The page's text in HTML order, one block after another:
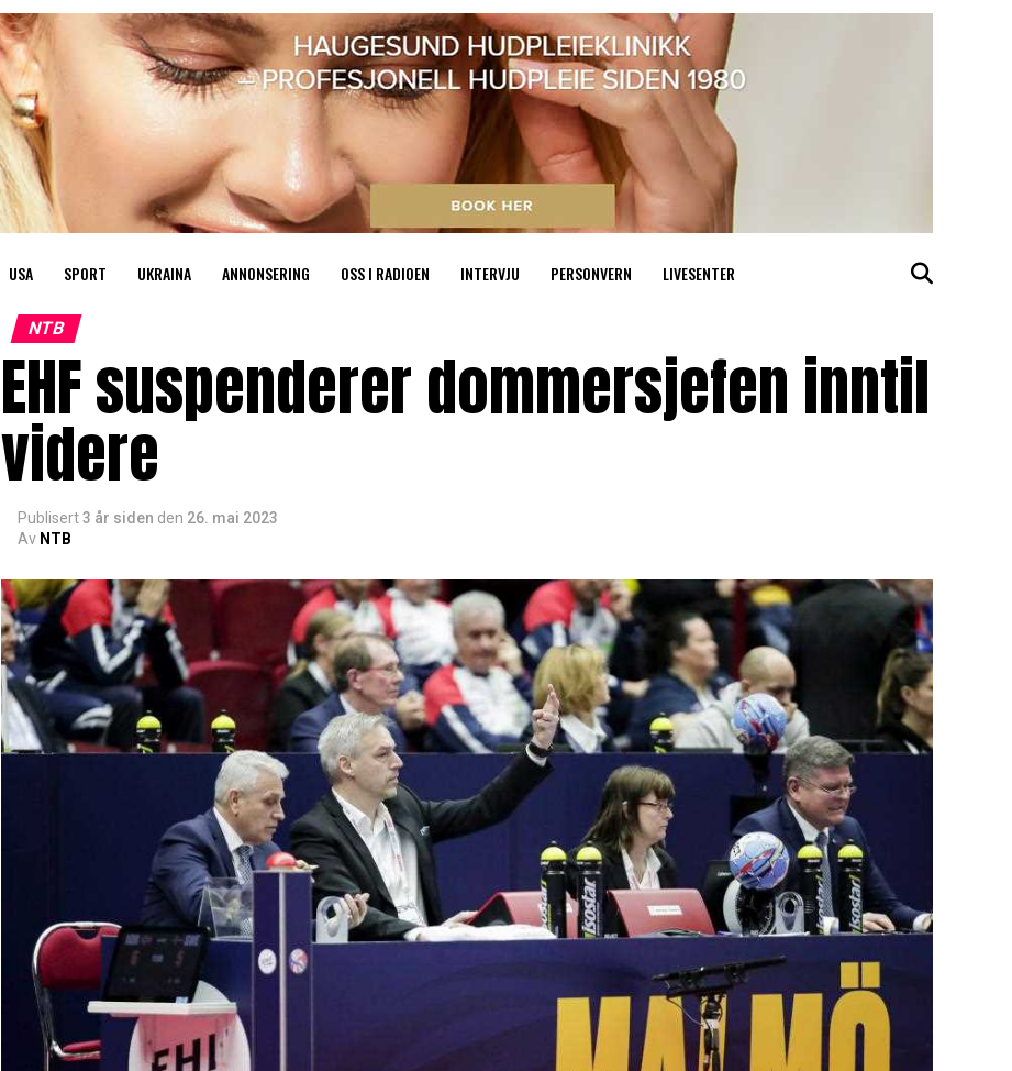
USA SPORT UKRAINA ANNONSERING OSS I RADIOEN INTERVJU PERSONVERN LIVESENTER
NTB
EHF suspenderer dommersjefen inntil
videre
Publisert3 år siden den 26. mai 2023
Av NTB